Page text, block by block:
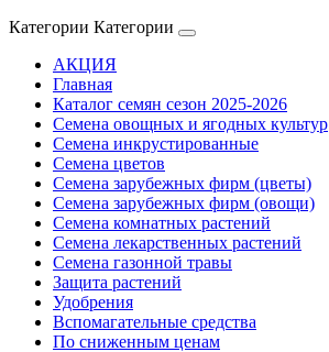
Категории Категории
АКЦИЯ
Главная
Каталог семян сезон 2025-2026
Семена овощных и ягодных культур
Семена инкрустированные
Семена цветов
Семена зарубежных фирм (цветы)
Семена зарубежных фирм (овощи)
Семена комнатных растений
Семена лекарственных растений
Семена газонной травы
Защита растений
Удобрения
Вспомагательные средства
По сниженным ценам